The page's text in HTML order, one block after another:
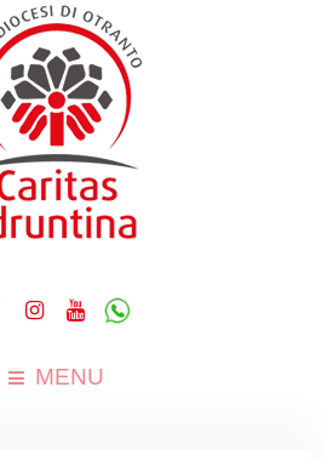
MENU